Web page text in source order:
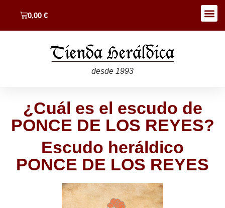
0,00 €
desde 1993
¿Cuál es el escudo de
PONCE DE LOS REYES?
Escudo heráldico
PONCE DE LOS REYES